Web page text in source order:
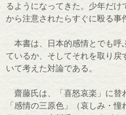
るようになってきた。少年だけ
から注意されたらすぐに殴る事
本書は、日本的感情とでも呼
ているか、そしてそれを取り
いて考えた対論である。
齋藤氏は、「喜怒哀楽」に替
「感情の三原色」（哀しみ・